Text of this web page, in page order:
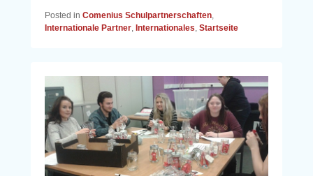
Posted in Comenius Schulpartnerschaften,
Internationale Partner, Internationales, Startseite